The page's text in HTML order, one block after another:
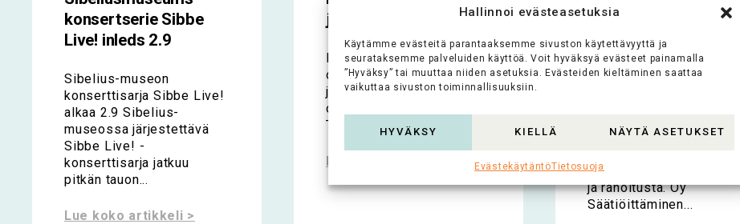
Hallinnoi evästeasetuksia
Käytämme evästeitä parantaaksemme sivuston käytettävyyttä ja
seurataksemme palveluiden käyttöä. Voit hyväksyä evästeet painamalla
”Hyväksy” tai muuttaa niiden asetuksia. Evästeiden kieltäminen saattaa
vaikuttaa sivuston toiminnallisuuksiin.
HYVÄKSY KIELLÄ NÄYTÄ ASETUKSET
EvästekäytäntöTietosuoja
konsertserie Sibbe
Live! inleds 2.9
Sibelius-museon
konserttisarja Sibbe Live!
alkaa 2.9 Sibelius-
museossa järjestettävä
Sibbe Live! -
konserttisarja jatkuu
pitkän tauon...
Lue koko artikkeli >
johtajaksi
FT, dosentti Ulla Tuomarla
on valittu Koneen Säätiön
johtajan Anna Talasniemen
opintovapaan sijaiseksi.
Tuomarla...
Lue koko artikkeli >
Suvilahden
kaasukelloihin, mutta
mutkatonta tai
ilmaista se ei ole
museon säätiöittämistä,
monivuotista suunnittelua
ja rahoitusta. Oy
Säätiöittäminen...